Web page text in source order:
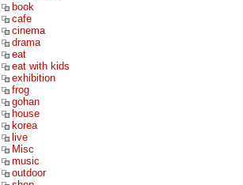
book
cafe
cinema
drama
eat
eat with kids
exhibition
frog
gohan
house
korea
live
Misc
music
outdoor